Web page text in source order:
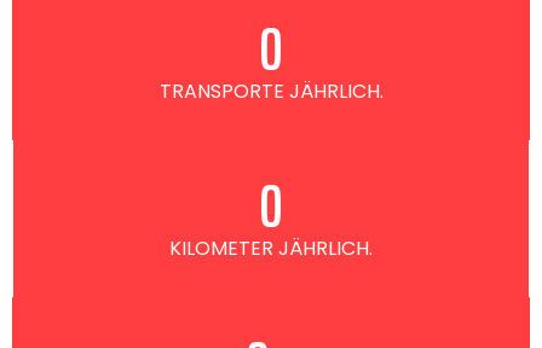
TRANSPORTE JÄHRLICH.
0
KILOMETER JÄHRLICH.
0